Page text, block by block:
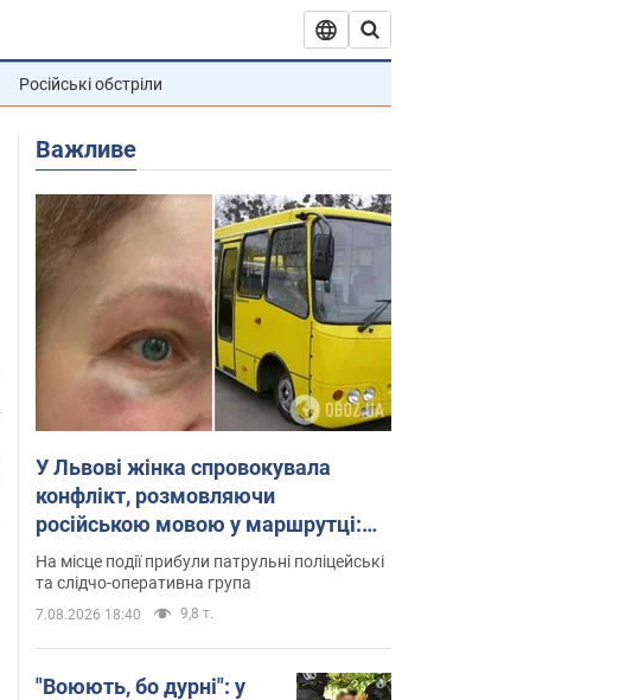
Російські обстріли
Важливе
У Львові жінка спровокувала
конфлікт, розмовляючи
російською мовою у маршрутці:
поліція склала адмінпротокол.
Відео
На місце події прибули патрульні поліцейські
та слідчо-оперативна група
7.08.2026 18:40 9,8 т.
"Воюють, бо дурні": у